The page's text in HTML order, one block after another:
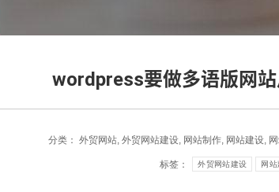
wordpress要做多语版网
分类： 外贸网站, 外贸网站建设, 网站制作, 网站建设,
标签： 外贸网站建设 网站